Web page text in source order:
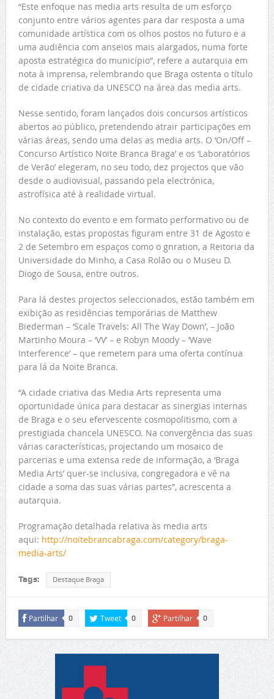
“Este enfoque nas media arts resulta de um esforço
conjunto entre vários agentes para dar resposta a uma
comunidade artística com os olhos postos no futuro e a
uma audiência com anseios mais alargados, numa forte
aposta estratégica do município”, refere a autarquia em
nota à imprensa, relembrando que Braga ostenta o título
de cidade criativa da UNESCO na área das media arts.
Nesse sentido, foram lançados dois concursos artísticos
abertos ao público, pretendendo atrair participações em
várias áreas, sendo uma delas as media arts. O ‘On/Off –
Concurso Artístico Noite Branca Braga’ e os ‘Laboratórios
de Verão’ elegeram, no seu todo, dez projectos que vão
desde o audiovisual, passando pela electrónica,
astrofísica até à realidade virtual.
No contexto do evento e em formato performativo ou de
instalação, estas propostas figuram entre 31 de Agosto e
2 de Setembro em espaços como o gnration, a Reitoria da
Universidade do Minho, a Casa Rolão ou o Museu D.
Diogo de Sousa, entre outros.
Para lá destes projectos seleccionados, estão também em
exibição as residências temporárias de Matthew
Biederman – ‘Scale Travels: All The Way Down’, – João
Martinho Moura – ‘VV’ – e Robyn Moody – ‘Wave
Interference’ – que remetem para uma oferta contínua
para lá da Noite Branca.
“A cidade criativa das Media Arts representa uma
oportunidade única para destacar as sinergias internas
de Braga e o seu efervescente cosmopolitismo, com a
prestigiada chancela UNESCO. Na convergência das suas
várias características, projectando um mosaico de
parcerias e uma extensa rede de informação, a ‘Braga
Media Arts’ quer-se inclusiva, congregadora e vê na
cidade a soma das suas várias partes”, acrescenta a
autarquia.
Programação detalhada relativa às media arts
aqui: http://noitebrancabraga.com/category/braga-
media-arts/
Tags: Destaque Braga
Partilhar 0 Tweet 0 Partilhar 0